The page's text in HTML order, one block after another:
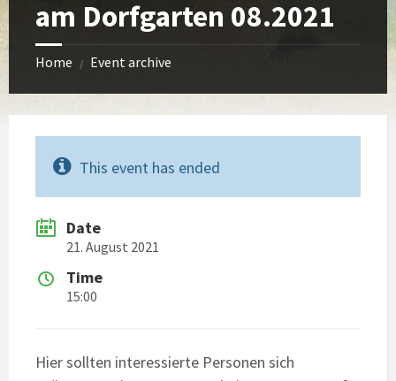
am Dorfgarten 08.2021
Home / Event archive
This event has ended
Date
21. August 2021
Time
15:00
Hier sollten interessierte Personen sich